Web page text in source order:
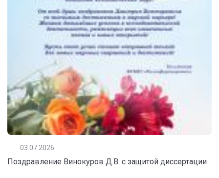
03.07.2026
Поздравление Винокуров Д.В. с защитой диссертации